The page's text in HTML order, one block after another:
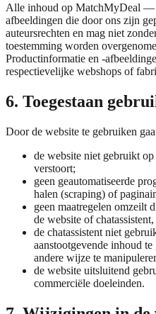
Alle inhoud op MatchMyDeal —
afbeeldingen die door ons zijn
auteursrechten en mag niet
toestemming worden
Productinformatie en -
respectievelijke webshops of
6. Toegestaan
Door de website te gebruiken
de website niet gebruikt
verstoort;
geen geautomatiseerde
halen (scraping) of
geen maatregelen omzeilt
de website of
de chatassistent niet
aanstootgevende inhoud
andere wijze te
de website uitsluitend
commerciële doeleinden.